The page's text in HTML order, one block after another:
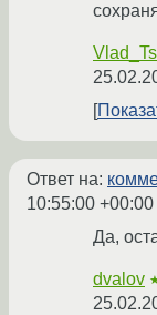
Vlad_Ts
Ответ на:
10:55:00 +00:00
Да,
dvalov